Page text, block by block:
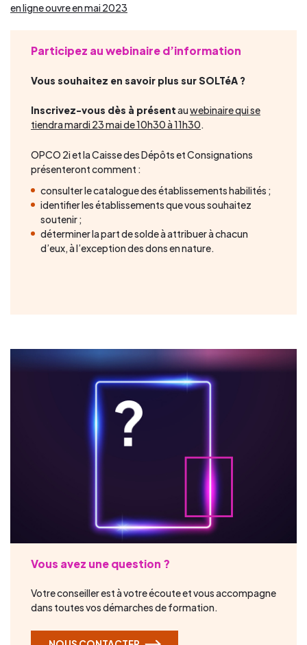
en ligne ouvre en mai 2023
Participez au webinaire d’information
Vous souhaitez en savoir plus sur SOLTéA ?
Inscrivez-vous dès à présentauwebinaire qui se
tiendra mardi 23 mai de 10h30 à 11h30.
OPCO 2i et la Caisse des Dépôts et Consignations
présenteront comment :
consulter le catalogue des établissements habilités ;
identifier les établissements que vous souhaitez
soutenir ;
déterminer la part de solde à attribuer à chacun
d’eux, à l’exception des dons en nature.
Vous avez une question ?
Votre conseiller est à votre écoute et vous accompagne
dans toutes vos démarches de formation.